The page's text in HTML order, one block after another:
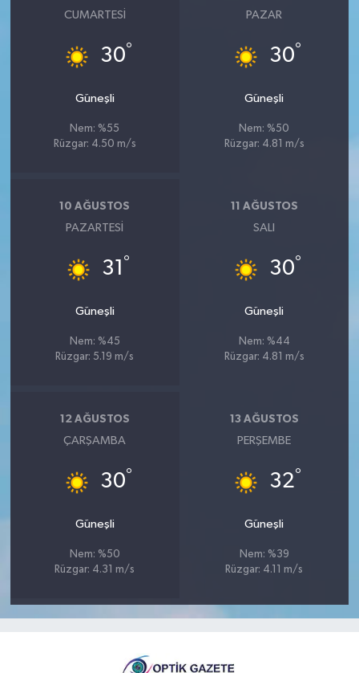
CUMARTESI
30°
Güneşli
Nem: %55
Rüzgar: 4.50 m/s
PAZAR
30°
Güneşli
Nem: %50
Rüzgar: 4.81 m/s
10 AĞUSTOS
PAZARTESI
31 °
Güneşli
Nem: %45
Rüzgar: 5.19 m/s
11 AĞUSTOS
SALI
30°
Güneşli
Nem: %44
Rüzgar: 4.81 m/s
12 AĞUSTOS
ÇARŞAMBA
30°
Güneşli
Nem: %50
Rüzgar: 4.31 m/s
13 AĞUSTOS
PERŞEMBE
32°
Güneşli
Nem: %39
Rüzgar: 4.11 m/s